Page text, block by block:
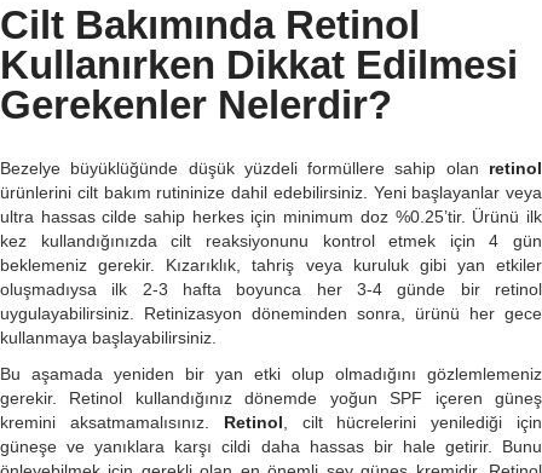
Cilt Bakımında Retinol
Kullanırken Dikkat Edilmesi
Gerekenler Nelerdir?
Bezelye büyüklüğünde düşük yüzdeli formüllere sahip olan retinol
ürünlerini cilt bakım rutininize dahil edebilirsiniz. Yeni başlayanlar veya
ultra hassas cilde sahip herkes için minimum doz %0.25’tir. Ürünü ilk
kez kullandığınızda cilt reaksiyonunu kontrol etmek için 4 gün
beklemeniz gerekir. Kızarıklık, tahriş veya kuruluk gibi yan etkiler
oluşmadıysa ilk 2-3 hafta boyunca her 3-4 günde bir retinol
uygulayabilirsiniz. Retinizasyon döneminden sonra, ürünü her gece
kullanmaya başlayabilirsiniz.
Bu aşamada yeniden bir yan etki olup olmadığını gözlemlemeniz
gerekir. Retinol kullandığınız dönemde yoğun SPF içeren güneş
kremini aksatmamalısınız. Retinol , cilt hücrelerini yenilediği için
güneşe ve yanıklara karşı cildi daha hassas bir hale getirir. Bunu